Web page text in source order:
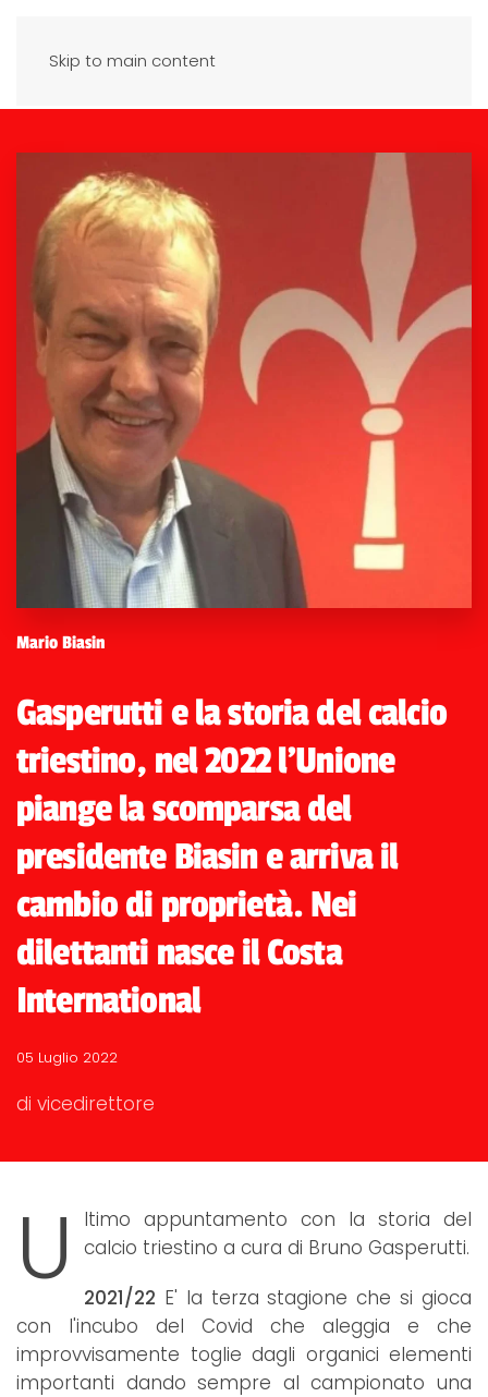
Skip to main content
Mario Biasin
Gasperutti e la storia del calcio
triestino, nel 2022 l'Unione
piange la scomparsa del
presidente Biasin e arriva il
cambio di proprietà. Nei
dilettanti nasce il Costa
International
05 Luglio 2022
di vicedirettore
U
ltimo appuntamento con la storia del
calcio triestino a cura di Bruno Gasperutti.
2021/22 E' la terza stagione che si gioca
con l'incubo del Covid che aleggia e che
improvvisamente toglie dagli organici elementi
importanti dando sempre al campionato una